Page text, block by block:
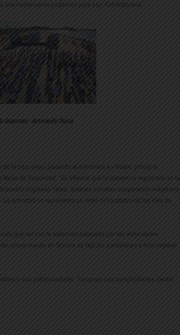
herramienta poderosa para eso. Enhorabuena.
Guaymas.- Activación física
la tribu yaqui pasando el sombrero en Vícam, principal
de Seguridad: “Se informa que la presencia registrada en la
pueblo originario Yaqui, quienes solicitan cooperación voluntaria
actividad no representa un retén ni ha obstruido las vías de
qué ver con la extorsión solapada por las autoridades
ahora manda en Sonora se fajó los pantalones e hizo imperar
y sus patrocinadores. Tampoco sus complicidades dentro